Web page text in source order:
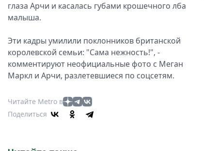
глаза Арчи и касалась губами крошечного лба
малыша.
Эти кадры умилили поклонников британской
королевской семьи: "Сама нежность!", -
комментируют неофициальные фото с Меган
Маркл и Арчи, разлетевшиеся по соцсетям.
Читайте Metro в
Поделиться